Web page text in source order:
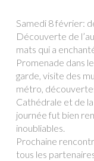
Samedi 8 février:
Découverte de
mats qui a
Promenade dans
garde, visite des
métro,
Cathédrale et de
journée fut bien
inoubliables.
Prochaine
tous les